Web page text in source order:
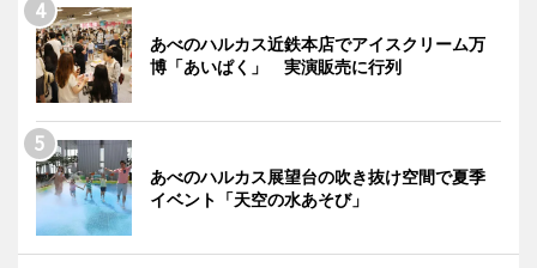
あべのハルカス近鉄本店でアイスクリーム万
博「あいぱく」 実演販売に行列
あべのハルカス展望台の吹き抜け空間で夏季
イベント「天空の水あそび」